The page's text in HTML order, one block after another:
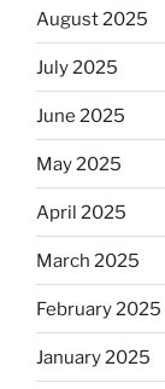
August 2025
July 2025
June 2025
May 2025
April 2025
March 2025
February 2025
January 2025